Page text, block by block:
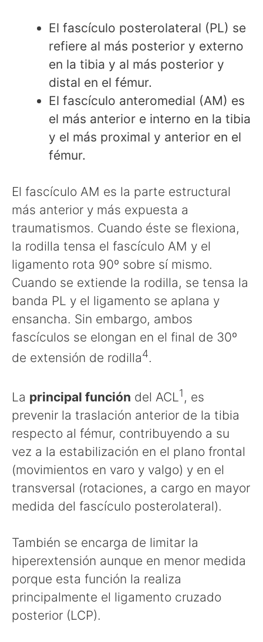
El fascículo posterolateral (PL) se
refiere al más posterior y externo
en la tibia y al más posterior y
distal en el fémur.
El fascículo anteromedial (AM) es
el más anterior e interno en la tibia
y el más proximal y anterior en el
fémur.
El fascículo AM es la parte estructural
más anterior y más expuesta a
traumatismos. Cuando éste se flexiona,
la rodilla tensa el fascículo AM y el
ligamento rota 90º sobre sí mismo.
Cuando se extiende la rodilla, se tensa la
banda PL y el ligamento se aplana y
ensancha. Sin embargo, ambos
fascículos se elongan en el final de 30º
de extensión de rodilla4.
La principal función del ACL1, es
prevenir la traslación anterior de la tibia
respecto al fémur, contribuyendo a su
vez a la estabilización en el plano frontal
(movimientos en varo y valgo) y en el
transversal (rotaciones, a cargo en mayor
medida del fascículo posterolateral).
También se encarga de limitar la
hiperextensión aunque en menor medida
porque esta función la realiza
principalmente el ligamento cruzado
posterior (LCP).